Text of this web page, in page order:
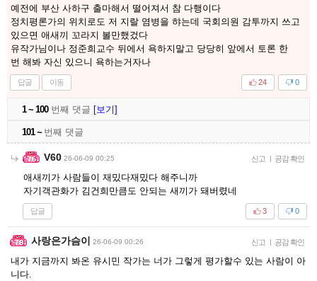
예전에 부산 사하구 출마해서 떨어져서 참 다행이다
정치평론가의 위치로도 저 지랄 염병을 햐는데 국회의원 감투까지 쓰고
있으면 애새끼 꼬라지 볼만했겄다
유작가님이나 정준희교수 뒤에서 욕하지말고 당당히 앞에서 토론 한
번 해봐 자신 있으니 욕하는거자나
답글 이동 0
24
1 ~ 100번째 댓글 [보기]
101 ~ 번째 댓글
V60 26-06-09 00:25 신고 | 공감 확인
애새끼가 사람들이 재밌다재밌다 해주니까
자기객관화가 김건희만큼도 안되는 새끼가 돼버렸네
답글 0
3
사랑은가슴이 26-06-09 00:26 신고 | 공감 확인
내가 지금까지 봐온 유시민 작가는 너가 그렇게 평가할수 있는 사람이 아
니다.